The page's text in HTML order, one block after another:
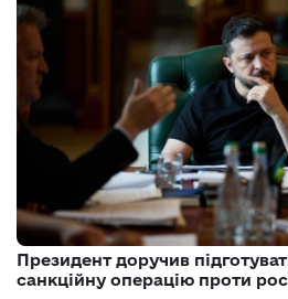
Президент доручив
санкційну операцію проти